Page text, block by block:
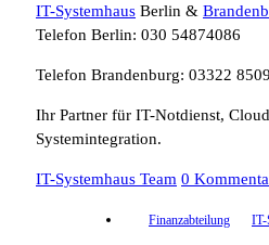
IT-Systemhaus Berlin &
Telefon Berlin: 030 54874086
Telefon Brandenburg: 03322
Ihr Partner für IT-Notdienst,
Systemintegration.
IT-Systemhaus Team 0
Finanzabteilung IT-